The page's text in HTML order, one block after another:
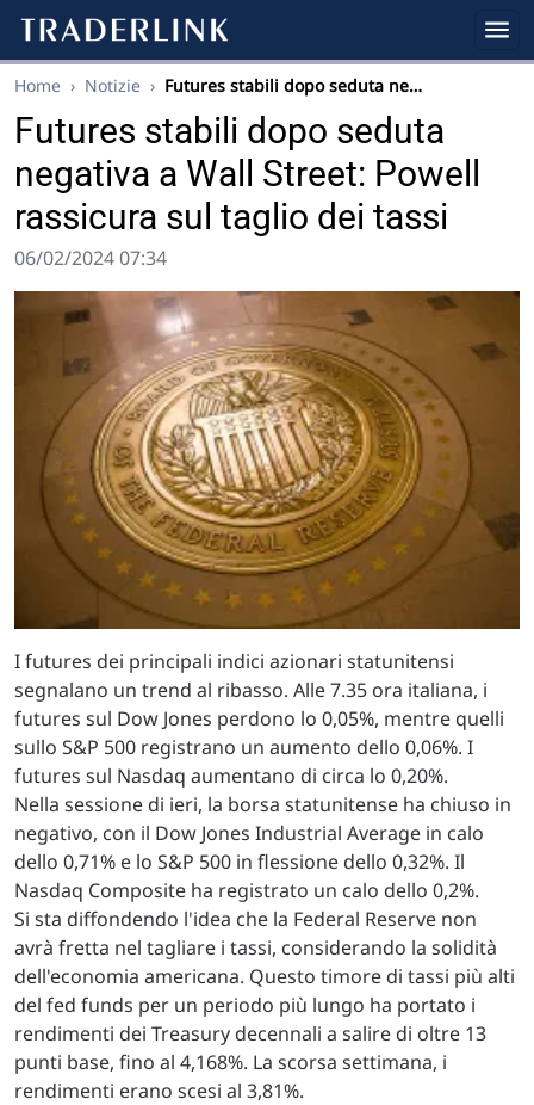
Home › Notizie › Futures stabili dopo seduta ne…
Futures stabili dopo seduta
negativa a Wall Street: Powell
rassicura sul taglio dei tassi
06/02/2024 07:34
I futures dei principali indici azionari statunitensi
segnalano un trend al ribasso. Alle 7.35 ora italiana, i
futures sul Dow Jones perdono lo 0,05%, mentre quelli
sullo S&P 500 registrano un aumento dello 0,06%. I
futures sul Nasdaq aumentano di circa lo 0,20%.
Nella sessione di ieri, la borsa statunitense ha chiuso in
negativo, con il Dow Jones Industrial Average in calo
dello 0,71% e lo S&P 500 in flessione dello 0,32%. Il
Nasdaq Composite ha registrato un calo dello 0,2%.
Si sta diffondendo l'idea che la Federal Reserve non
avrà fretta nel tagliare i tassi, considerando la solidità
dell'economia americana. Questo timore di tassi più alti
del fed funds per un periodo più lungo ha portato i
rendimenti dei Treasury decennali a salire di oltre 13
punti base, fino al 4,168%. La scorsa settimana, i
rendimenti erano scesi al 3,81%.